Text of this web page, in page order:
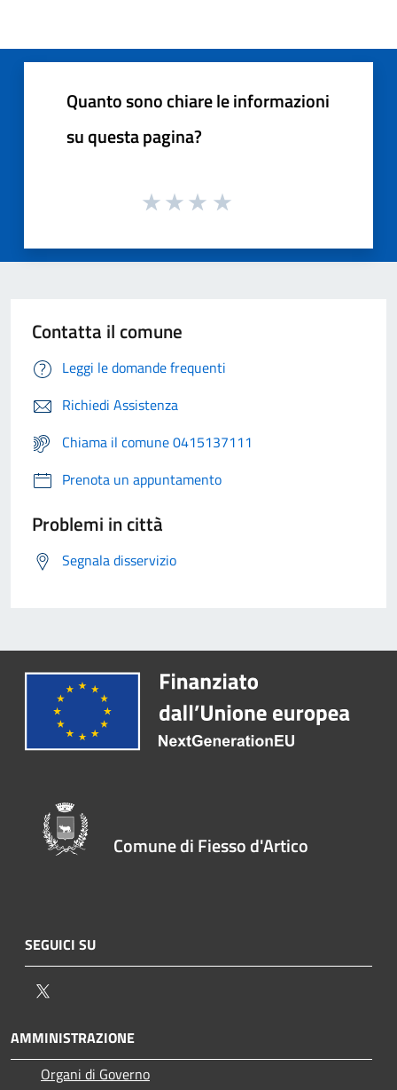
Quanto sono chiare le informazioni
su questa pagina?
Contatta il comune
Leggi le domande frequenti
Richiedi Assistenza
Chiama il comune 0415137111
Prenota un appuntamento
Problemi in città
Segnala disservizio
Comune di Fiesso d'Artico
SEGUICI SU
AMMINISTRAZIONE
Organi di Governo